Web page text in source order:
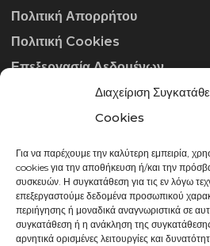
Διαχείριση
Cookies
Για να παρέχουμε την καλύτερη εμπειρία,
cookies για την αποθήκευση ή/και την
συσκευών. Η συγκατάθεση για τις εν λόγω
επεξεργαστούμε δεδομένα προσωπικού
περιήγησης ή μοναδικά αναγνωριστικά σε
συγκατάθεση ή η ανάκληση της
αρνητικά ορισμένες λειτουργίες και
Πολιτική Απορρήτου
Πολιτική Cookies
Επεξεργασία Δεδομένων
ΣΤΟΙΧΕΊΑ ΕΠΙΚΟΙΝΩΝΊΑΣ
info@gowithraw.gr
24310 35062
Δευ. - Παρ. 08:00 - 20:00